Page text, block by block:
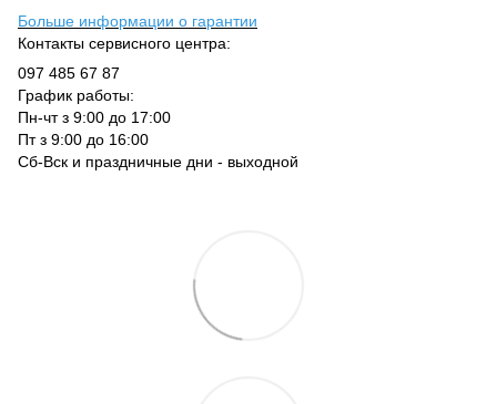
Больше информации о гарантии
Контакты сервисного центра:
097 485 67 87
График работы:
Пн-чт з 9:00 до 17:00
Пт з 9:00 до 16:00
Сб-Вск и праздничные дни - выходной